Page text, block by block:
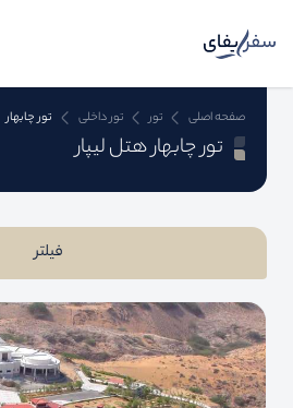
صفحه اصلی تور تور داخلی تور چابهار
تور چابهار هتل لیپار
فیلتر